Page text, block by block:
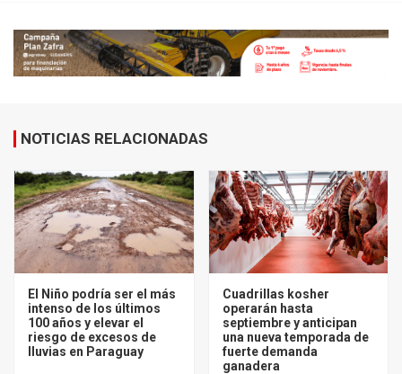
NOTICIAS RELACIONADAS
El Niño podría ser el más
intenso de los últimos
100 años y elevar el
riesgo de excesos de
lluvias en Paraguay
Cuadrillas kosher
operarán hasta
septiembre y anticipan
una nueva temporada de
fuerte demanda
ganadera